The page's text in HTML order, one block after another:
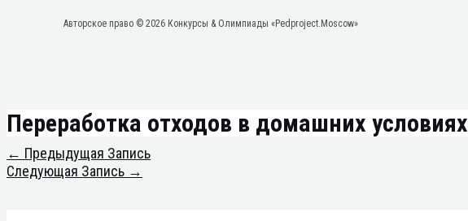
Авторское право © 2026 Конкурсы & Олимпиады «Pedproject.Moscow»
Переработка отходов в домашних условиях
← Предыдущая Запись
Следующая Запись →